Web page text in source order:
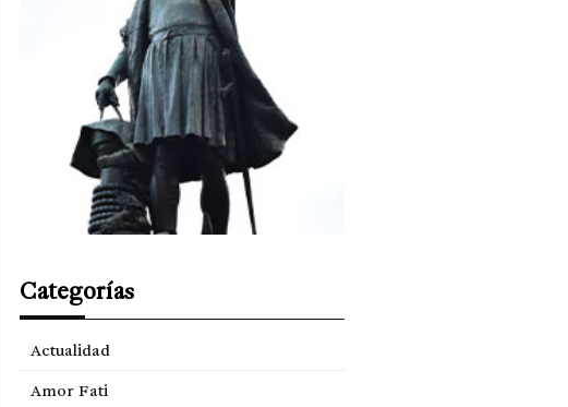
Categorías
Actualidad
Amor Fati